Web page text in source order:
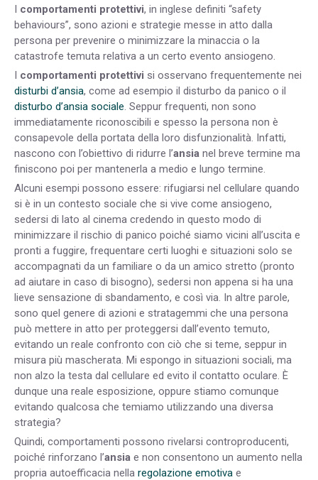
I comportamenti protettivi, in inglese definiti “safety
behaviours”, sono azioni e strategie messe in atto dalla
persona per prevenire o minimizzare la minaccia o la
catastrofe temuta relativa a un certo evento ansiogeno.
I comportamenti protettivi si osservano frequentemente nei
disturbi d’ansia, come ad esempio il disturbo da panico o il
disturbo d’ansia sociale. Seppur frequenti, non sono
immediatamente riconoscibili e spesso la persona non è
consapevole della portata della loro disfunzionalità. Infatti,
nascono con l’obiettivo di ridurre l’ansia nel breve termine ma
finiscono poi per mantenerla a medio e lungo termine.
Alcuni esempi possono essere: rifugiarsi nel cellulare quando
si è in un contesto sociale che si vive come ansiogeno,
sedersi di lato al cinema credendo in questo modo di
minimizzare il rischio di panico poiché siamo vicini all’uscita e
pronti a fuggire, frequentare certi luoghi e situazioni solo se
accompagnati da un familiare o da un amico stretto (pronto
ad aiutare in caso di bisogno), sedersi non appena si ha una
lieve sensazione di sbandamento, e così via. In altre parole,
sono quel genere di azioni e stratagemmi che una persona
può mettere in atto per proteggersi dall’evento temuto,
evitando un reale confronto con ciò che si teme, seppur in
misura più mascherata. Mi espongo in situazioni sociali, ma
non alzo la testa dal cellulare ed evito il contatto oculare. È
dunque una reale esposizione, oppure stiamo comunque
evitando qualcosa che temiamo utilizzando una diversa
strategia?
Quindi, comportamenti possono rivelarsi controproducenti,
poiché rinforzano l’ansia e non consentono un aumento nella
propria autoefficacia nella regolazione emotiva e